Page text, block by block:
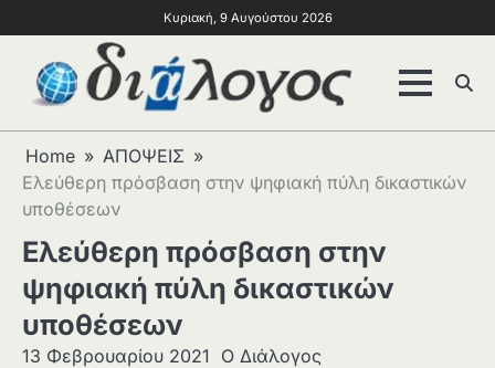
Κυριακή, 9 Αυγούστου 2026
Home
ΑΠΟΨΕΙΣ
Ελεύθερη πρόσβαση στην ψηφιακή πύλη δικαστικών
υποθέσεων
Ελεύθερη πρόσβαση στην
ψηφιακή πύλη δικαστικών
υποθέσεων
13 Φεβρουαρίου 2021 Ο Διάλογος